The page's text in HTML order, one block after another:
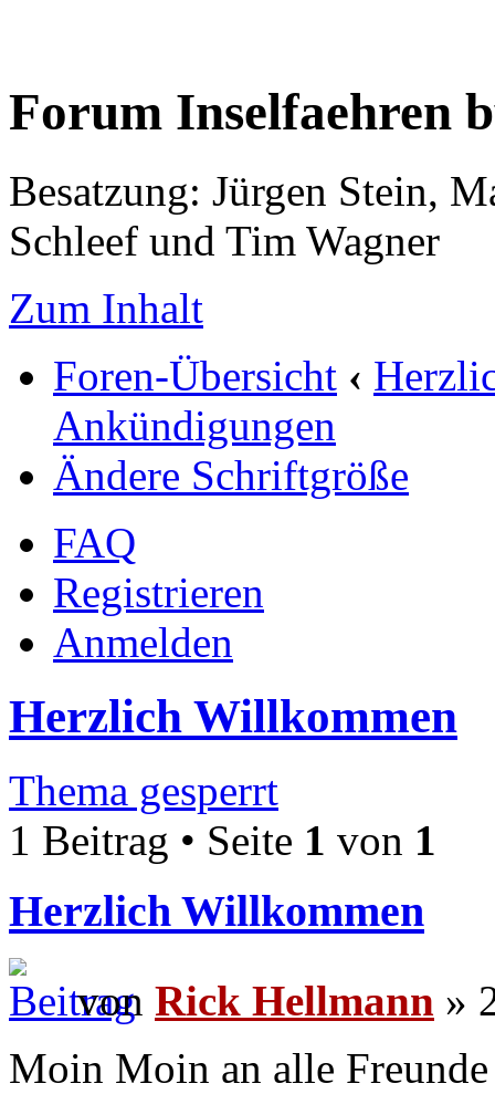
Forum Inselfaehren
Besatzung: Jürgen Stein,
Schleef und Tim Wagner
Zum Inhalt
Foren-Übersicht ‹
Ankündigungen
Ändere Schriftgröße
FAQ
Registrieren
Anmelden
Herzlich Willkommen
Thema gesperrt
1 Beitrag • Seite 1 von 1
Herzlich Willkommen
von Rick Hellmann »
Moin Moin an alle